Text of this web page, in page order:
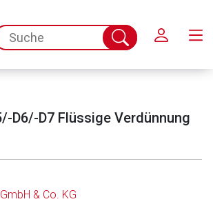
Suche
abschicken
D6/-D7 Flüssige Verdünnung
& Co. KG